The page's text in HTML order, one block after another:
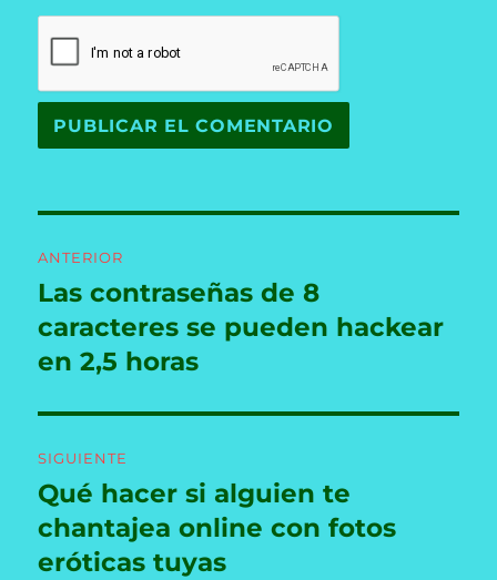
de
entradas
ANTERIOR
Entrada
anterior:
Las contraseñas de 8
caracteres se pueden hackear
en 2,5 horas
SIGUIENTE
Entrada
siguiente:
Qué hacer si alguien te
chantajea online con fotos
eróticas tuyas